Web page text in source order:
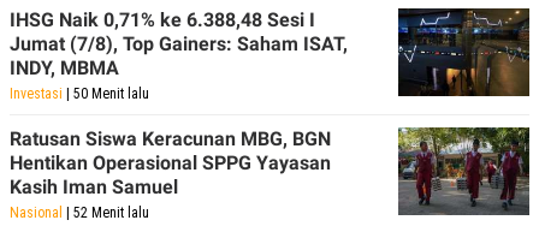
IHSG Naik 0,71% ke 6.388,48 Sesi I
Jumat (7/8), Top Gainers: Saham ISAT,
INDY, MBMA
Investasi | 50 Menit lalu
Ratusan Siswa Keracunan MBG, BGN
Hentikan Operasional SPPG Yayasan
Kasih Iman Samuel
Nasional | 52 Menit lalu